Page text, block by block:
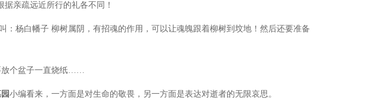
亲疏远近所行的礼各不同！
：杨白幡子 柳树属阴，有招魂的作用，可以让魂魄跟着柳树到坟地！然后还要准备
放个盆子一直烧纸……
小编看来，一方面是对生命的敬畏，另一方面是表达对逝者的无限哀思。